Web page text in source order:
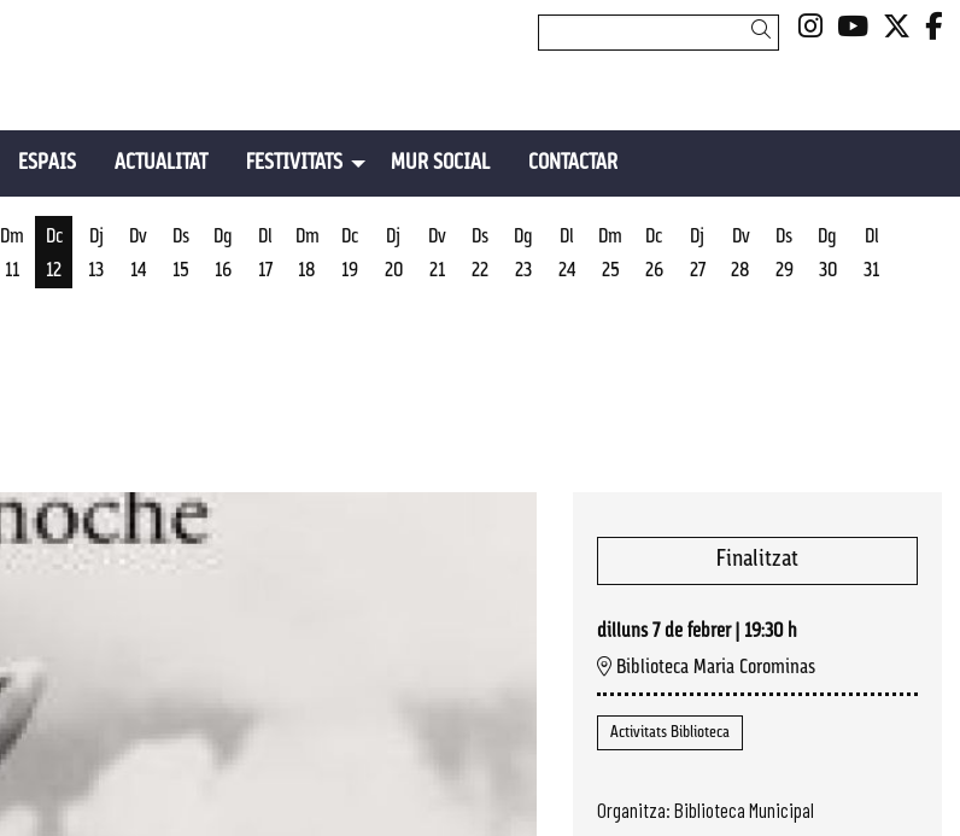
Link aLink a
Cercar
ESPAIS ACTUALITAT FESTIVITATS MUR SOCIAL CONTACTAR
Dm
11
Dc
12
Dj
13
Dv
14
Ds
15
Dg
16
Dl
17
Dm
18
Dc
19
Dj
20
Dv
21
Ds
22
Dg
23
Dl
24
Dm
25
Dc
26
Dj
27
Dv
28
Ds
29
Dg
30
Dl
31
Finalitzat
dilluns 7 de febrer| 19:30 h
Biblioteca Maria Corominas
Activitats Biblioteca
Organitza: Biblioteca Municipal